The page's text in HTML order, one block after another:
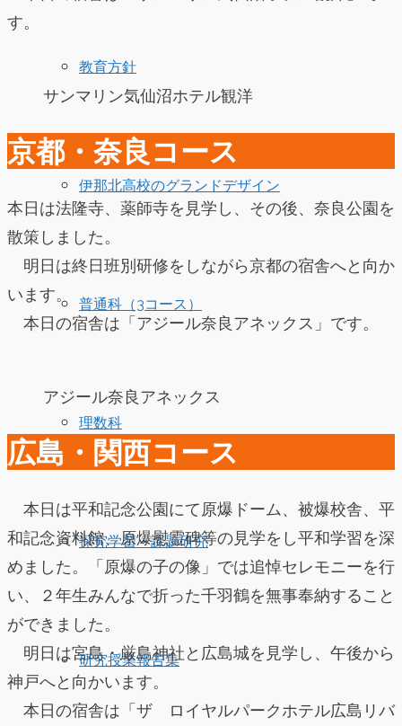
教育方針
伊那北高校のグランドデザイン
普通科（3コース）
理数科
探究学習・課題研究
研究授業報告集
す。
サンマリン気仙沼ホテル観洋
京都・奈良コース
本日は法隆寺、薬師寺を見学し、その後、奈良公園を
散策しました。
明日は終日班別研修をしながら京都の宿舎へと向か
います。
本日の宿舎は「アジール奈良アネックス」です。
アジール奈良アネックス
広島・関西コース
本日は平和記念公園にて原爆ドーム、被爆校舎、平
和記念資料館、原爆慰霊碑等の見学をし平和学習を深
めました。「原爆の子の像」では追悼セレモニーを行
い、２年生みんなで折った千羽鶴を無事奉納すること
ができました。
明日は宮島・厳島神社と広島城を見学し、午後から
神戸へと向かいます。
本日の宿舎は「ザ ロイヤルパークホテル広島リバ